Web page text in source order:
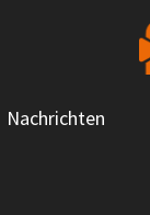
Nachrichten